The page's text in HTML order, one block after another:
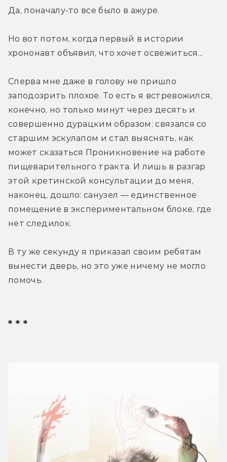
Да, поначалу-то все было в ажуре.
Но вот потом, когда первый в истории
хрононавт объявил, что хочет освежиться...
Сперва мне даже в голову не пришло
заподозрить плохое. То есть я встревожился,
конечно, но только минут через десять и
совершенно дурацким образом: связался со
старшим эскулапом и стал выяснять, как
может сказаться Проникновение на работе
пищеварительного тракта. И лишь в разгар
этой кретинской консультации до меня,
наконец, дошло: санузел — единственное
помещение в экспериментальном блоке, где
нет следилок.
В ту же секунду я приказал своим ребятам
вынести дверь, но это уже ничему не могло
помочь.
* * *